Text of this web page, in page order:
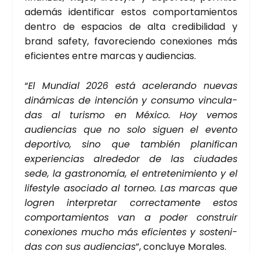
ade­más iden­ti­fi­car estos com­por­ta­mien­tos
den­tro de espa­cios de alta cre­di­bi­li­dad y
brand safety, favo­re­cien­do cone­xio­nes más
efi­cien­tes entre mar­cas y audien­cias.
“El Mun­dial 2026 está ace­le­ran­do nue­vas
diná­mi­cas de inten­ción y con­su­mo vin­cu­la­
das al turis­mo en Méxi­co. Hoy vemos
audien­cias que no solo siguen el even­to
depor­ti­vo, sino que tam­bién pla­ni­fi­can
expe­rien­cias alre­de­dor de las ciu­da­des
sede, la gas­tro­no­mía, el entre­te­ni­mien­to y el
lifesty­le aso­cia­do al tor­neo. Las mar­cas que
logren inter­pre­tar correc­ta­men­te estos
com­por­ta­mien­tos van a poder cons­truir
cone­xio­nes mucho más efi­cien­tes y sos­te­ni­
das con sus audien­cias”, con­clu­ye Mora­les.